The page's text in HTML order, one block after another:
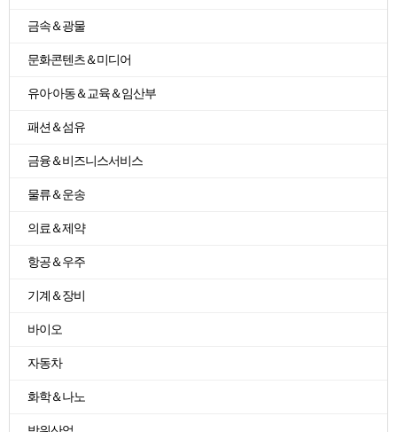
금속＆광물
문화콘텐츠＆미디어
유아·아동＆교육＆임산부
패션＆섬유
금융＆비즈니스서비스
물류＆운송
의료＆제약
항공＆우주
기계＆장비
바이오
자동차
화학＆나노